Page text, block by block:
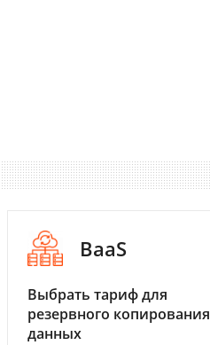
BaaS
Выбрать тариф для
резервного копирования
данных